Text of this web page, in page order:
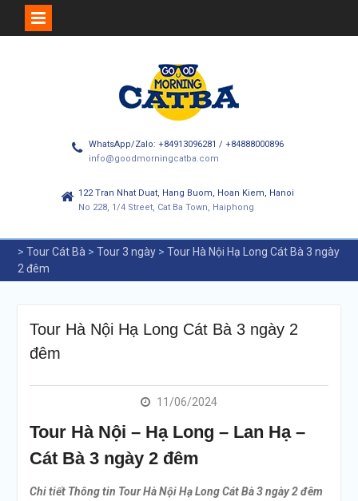
WhatsApp/Zalo: +84913096281 / +84888000896
info@goodmorningcatba.com
122 Tran Nhat Duat, Hang Buom, Hoan Kiem, Hanoi
No 228, 1/4 Street, Cat Ba Town, Haiphong
> Tour Cát Bà > Tour 3 ngày> Tour Hà Nội Hạ Long Cát Bà 3 ngày
2 đêm
Tour Hà Nội Hạ Long Cát Bà 3 ngày 2
đêm
11/06/2024
Tour Hà Nội – Hạ Long – Lan Hạ –
Cát Bà 3 ngày 2 đêm
Chi tiết Thông tin Tour Hà Nội Hạ Long Cát Bà 3 ngày 2 đêm